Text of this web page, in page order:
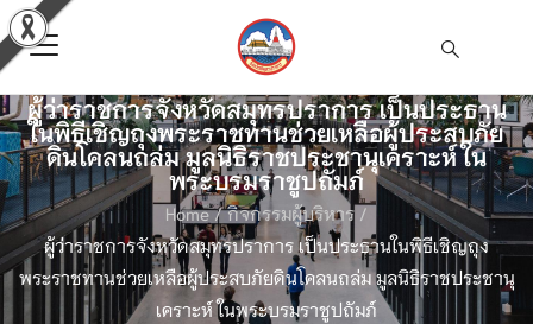
ผู้ว่าราชการจังหวัดสมุทรปราการ เป็นประธาน
ในพิธีเชิญถุงพระราชทานช่วยเหลือผู้ประสบภัย
ดินโคลนถล่ม มูลนิธิราชประชานุเคราะห์ ใน
พระบรมราชูปถัมภ์
Home/ กิจกรรมผู้บริหาร/
ผู้ว่าราชการจังหวัดสมุทรปราการ เป็นประธานในพิธีเชิญถุง
พระราชทานช่วยเหลือผู้ประสบภัยดินโคลนถล่ม มูลนิธิราชประชานุ
เคราะห์ ในพระบรมราชูปถัมภ์